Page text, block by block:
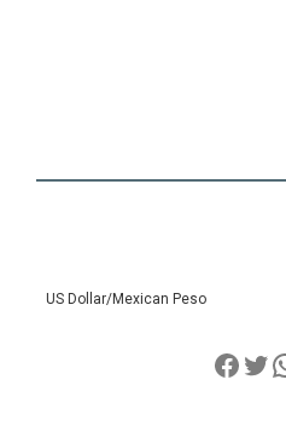
US Dollar/Mexican Peso